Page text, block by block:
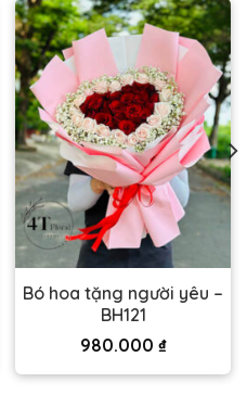
Bó hoa tặng người yêu –
BH121
980.000 ₫